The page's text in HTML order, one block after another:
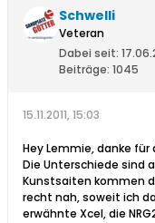
Schwelli
Veteran
Dabei seit:
Beiträge: 1045
15.11.2011, 15:03
Hey Lemmie, danke für
Die Unterschiede sind
Kunstsaiten kommen
recht nah, soweit ich
erwähnte Xcel, die